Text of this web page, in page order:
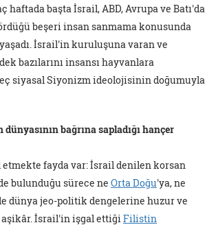
haftada başta İsrail, ABD, Avrupa ve Batı'da
beşeri insan sanmama konusunda
İsrail'in kuruluşuna varan ve
bazılarını insansı hayvanlara
siyasal Siyonizm ideolojisinin doğumuyla
bağrına sapladığı hançer
fayda var: İsrail denilen korsan
bulunduğu sürece ne Orta Doğu'ya, ne
dünya jeo-politik dengelerine huzur ve
aşikâr. İsrail'in işgal ettiği Filistin